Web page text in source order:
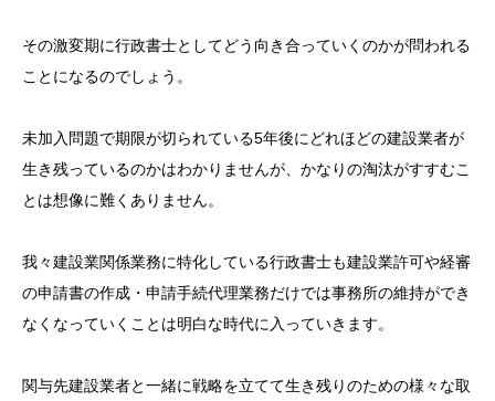
その激変期に行政書士としてどう向き合っていくのかが問われる
ことになるのでしょう。
未加入問題で期限が切られている5年後にどれほどの建設業者が
生き残っているのかはわかりませんが、かなりの淘汰がすすむこ
とは想像に難くありません。
我々建設業関係業務に特化している行政書士も建設業許可や経審
の申請書の作成・申請手続代理業務だけでは事務所の維持ができ
なくなっていくことは明白な時代に入っていきます。
関与先建設業者と一緒に戦略を立てて生き残りのための様々な取